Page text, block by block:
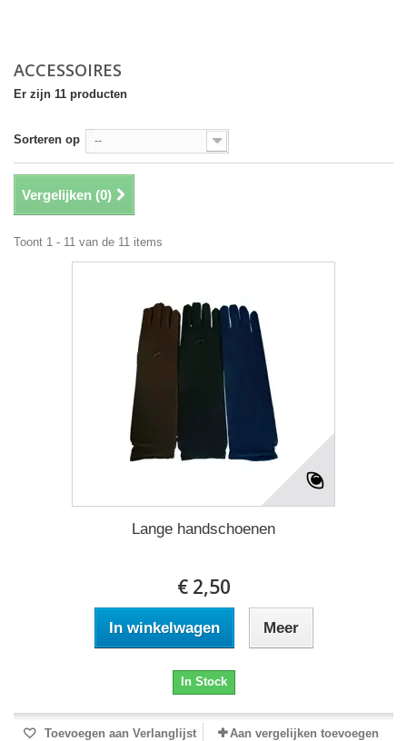
ACCESSOIRES
Er zijn 11 producten
Sorteren op --
Vergelijken (0)
Toont 1 - 11 van de 11 items
Lange handschoenen
€ 2,50
In winkelwagen Meer
In Stock
Toevoegen aan Verlanglijst Aan vergelijken toevoegen